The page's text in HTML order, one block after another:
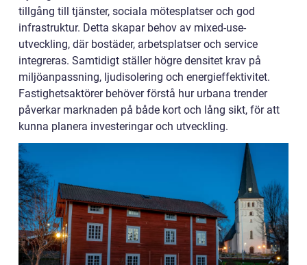
tillgång till tjänster, sociala mötesplatser och god
infrastruktur. Detta skapar behov av mixed-use-
utveckling, där bostäder, arbetsplatser och service
integreras. Samtidigt ställer högre densitet krav på
miljöanpassning, ljudisolering och energieffektivitet.
Fastighetsaktörer behöver förstå hur urbana trender
påverkar marknaden på både kort och lång sikt, för att
kunna planera investeringar och utveckling.